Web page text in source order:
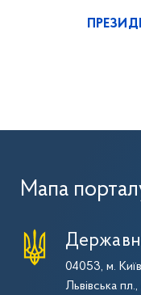
Мапа
04053, м.
Львівська пл.,